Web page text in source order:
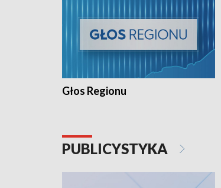
Głos Regionu
PUBLICYSTYKA